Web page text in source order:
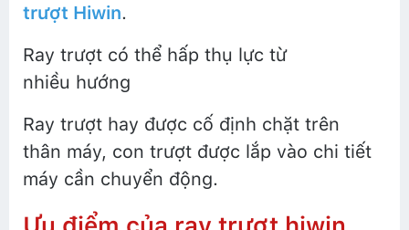
trượt Hiwin.
Ray trượt có thể hấp thụ lực từ
nhiều hướng
Ray trượt hay được cố định chặt trên
thân máy, con trượt được lắp vào chi tiết
máy cần chuyển động.